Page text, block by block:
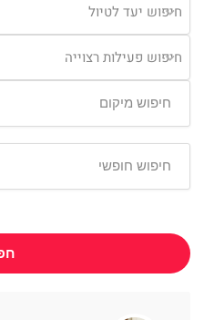
חיפוש יעד לטיול
חיפוש פעילות רצוייה